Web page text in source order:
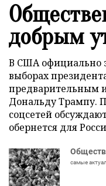
добрым
В США официально
выборах
предварительным
Дональду Трампу.
соцсетей
обернется для
самые